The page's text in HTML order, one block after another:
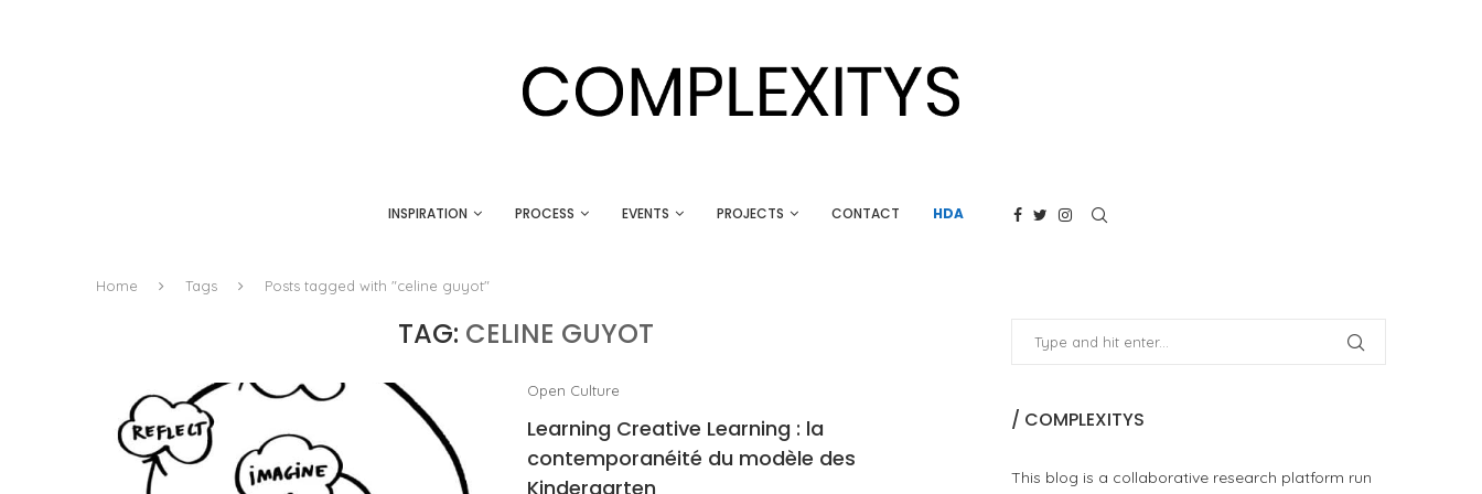
INSPIRATION PROCESS EVENTS PROJECTS CONTACT HDA
Home Tags Posts tagged with "celine guyot"
TAG: CELINE GUYOT
Open Culture
Learning Creative Learning : la
contemporanéité du modèle des
Kindergarten
/ COMPLEXITYS
This blog is a collaborative research platform run